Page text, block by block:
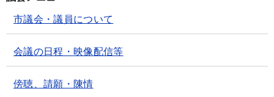
市議会・議員について
会議の日程・映像配信等
傍聴、請願・陳情